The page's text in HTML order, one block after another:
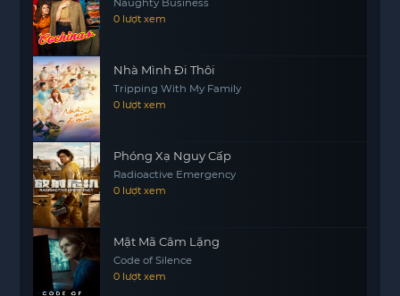
Naughty Business
0 lượt xem
Nhà Mình Đi Thôi
Tripping With My Family
0 lượt xem
Phóng Xạ Nguy Cấp
Radioactive Emergency
0 lượt xem
Mật Mã Câm Lặng
Code of Silence
0 lượt xem